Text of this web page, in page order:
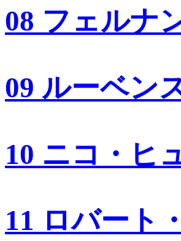
08 フェルナ
09 ルーベン
10 ニコ・ヒ
11 ロバート